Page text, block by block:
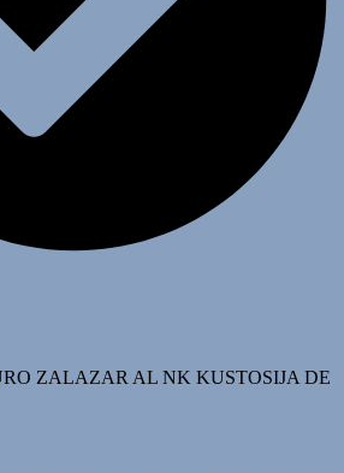
ZALAZAR AL NK KUSTOSIJA DE